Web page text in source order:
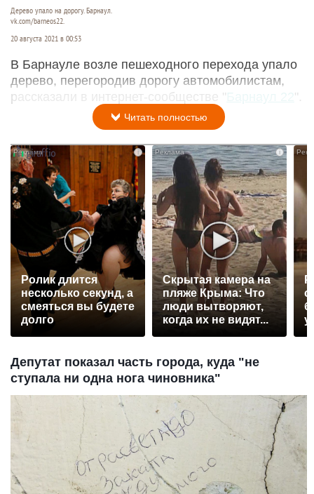
Дерево упало на дорогу. Барнаул.
vk.com/barneos22.
20 августа 2021 в 00:53
В Барнауле возле пешеходного перехода упало
дерево, перегородив дорогу автомобилистам,
рассказали в интернет-сообществе "Барнаул 22 ".
Читать полностью
Ролик длится
несколько секунд, а
смеяться вы будете
долго
i
Скрытая камера на
пляже Крыма: Что
люди вытворяют,
когда их не видят...
Депутат показал часть города, куда "не
ступала ни одна нога чиновника"